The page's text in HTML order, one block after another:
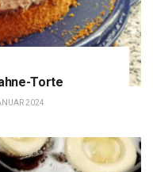
Torte
2024